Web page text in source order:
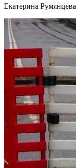
Екатерина Румянцева